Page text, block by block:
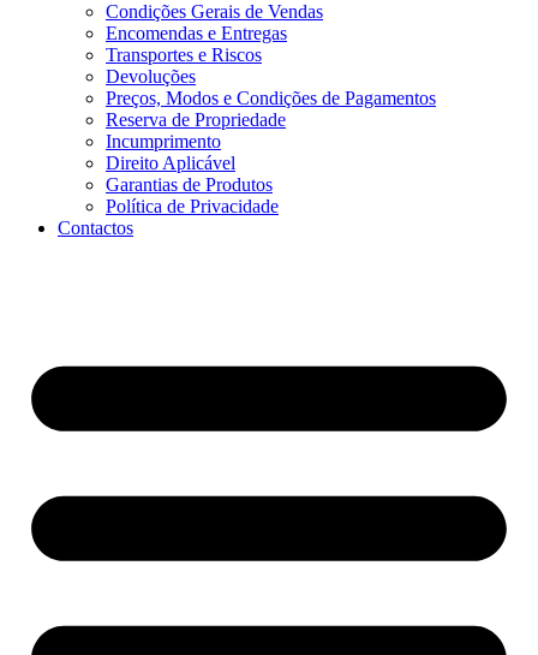
Condições Gerais de Vendas
Encomendas e Entregas
Transportes e Riscos
Devoluções
Preços, Modos e Condições de Pagamentos
Reserva de Propriedade
Incumprimento
Direito Aplicável
Garantias de Produtos
Política de Privacidade
Contactos